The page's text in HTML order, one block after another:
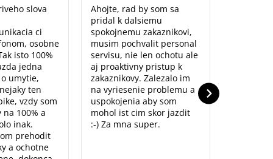
slova
ci
osobne
isto 100%
jedna
umytie,
ten
vzdy som
100% a
inak.
prehodit
a ochotne
Ahojte, rad by som sa
pridal k dalsiemu
spokojnemu zakaznikovi,
musim pochvalit personal
servisu, nie len ochotu ale
aj proaktivny pristup k
zakaznikovy. Zalezalo im
na vyriesenie problemu a
uspokojenia aby som
mohol ist cim skor jazdit
:-) Za mna super.